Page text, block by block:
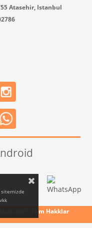
Atasehir, Istanbul
Tüm Hakklar
sitemizde